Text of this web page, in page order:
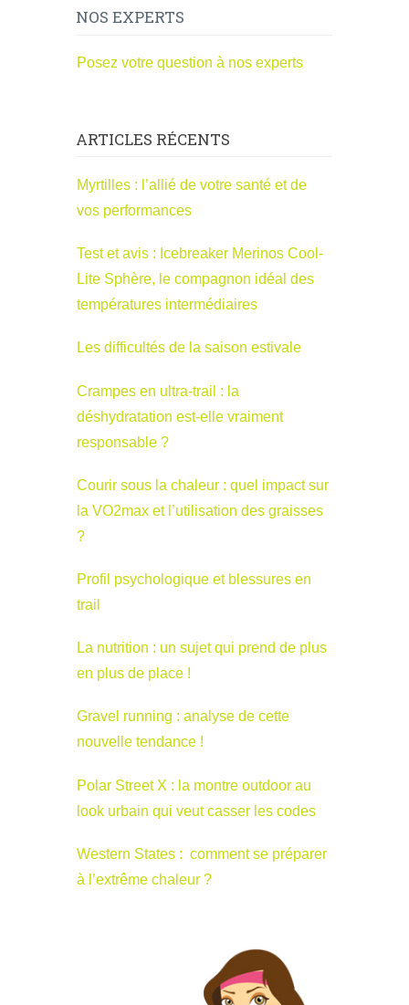
NOS EXPERTS
Posez votre question à nos experts
ARTICLES RÉCENTS
Myrtilles : l’allié de votre santé et de
vos performances
Test et avis : Icebreaker Merinos Cool-
Lite Sphère, le compagnon idéal des
températures intermédiaires
Les difficultés de la saison estivale
Crampes en ultra-trail : la
déshydratation est-elle vraiment
responsable ?
Courir sous la chaleur : quel impact sur
la VO2max et l’utilisation des graisses
?
Profil psychologique et blessures en
trail
La nutrition : un sujet qui prend de plus
en plus de place !
Gravel running : analyse de cette
nouvelle tendance !
Polar Street X : la montre outdoor au
look urbain qui veut casser les codes
Western States : comment se préparer
à l’extrême chaleur ?